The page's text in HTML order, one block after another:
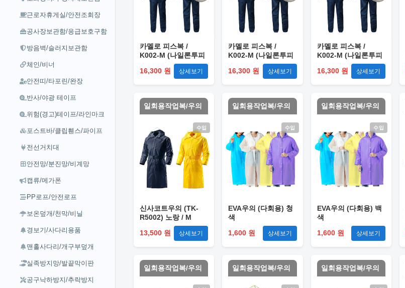
근로자휴게실/안전조회장
공사장보관함/응급보호구함
방음벽/슬러지보관함
체인/비너
안전띠/타포린/완장
반사/야광 테이프
위험(경고)테이프/라인마크
포스트바/클립휀스/파이프
전선거치대
안전망/분진망/비계망
캡류/메가폰
PP로프/안전로프
보온덮개/천막/비닐
경보기/사다리용품
맨홀사다리/개구부덮개
실족방지망/발끝막이판
공구낙하방지/추락방지
카멜로 피스복 /
K002-M (나일론투피
16,300 원
상세보기
카멜로 피스복 /
K002-M (나일론투피
16,300 원
상세보기
카멜로 피스복 /
K002-M (나일론투피
16,300 원
상세보기
일회용작업복/우의
수입
신사코트우의 (TK-
R5002) 노랑 / M
13,500 원
상세보기
일회용작업복/우의
수입
EVA우의 (다회용) 청
색
1,600 원
상세보기
일회용작업복/우의
수입
EVA우의 (다회용) 백
색
1,600 원
상세보기
일회용작업복/우의 일회용작업복/우의 일회용작업복/우의